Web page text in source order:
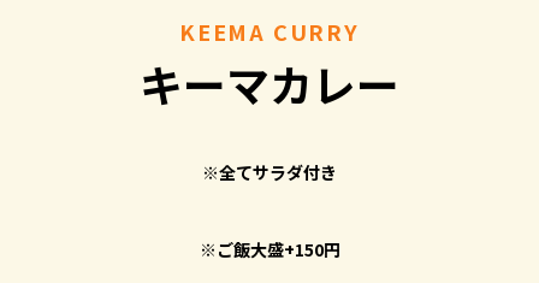
KEEMA CURRY
キーマカレー
※全てサラダ付き
※ご飯大盛+150円